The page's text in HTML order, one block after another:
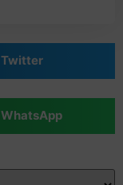
Twitter
WhatsApp